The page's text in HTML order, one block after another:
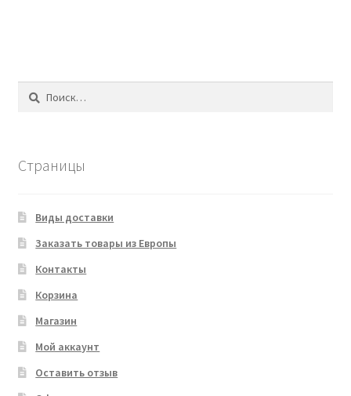
Найти:
Страницы
Виды доставки
Заказать товары из Европы
Контакты
Корзина
Магазин
Мой аккаунт
Оставить отзыв